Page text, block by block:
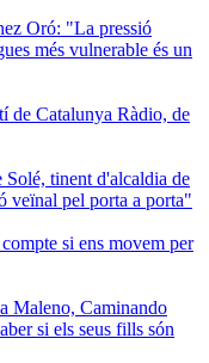
Oró: "La pressió
més vulnerable és un
de Catalunya Ràdio, de
tinent d'alcaldia de
veïnal pel porta a porta"
si ens movem per
Maleno, Caminando
si els seus fills són